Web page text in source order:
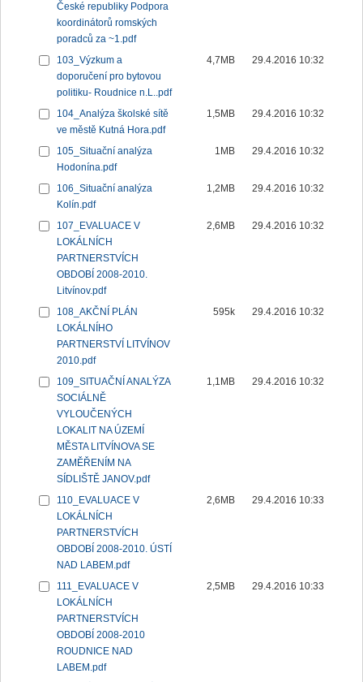
České republiky Podpora
koordinátorů romských
poradců za ~1.pdf
103_Výzkum a
doporučení pro bytovou
politiku- Roudnice n.L..pdf
4,7MB 29.4.2016 10:32
104_Analýza školské sítě
ve městě Kutná Hora.pdf
1,5MB 29.4.2016 10:32
105_Situační analýza
Hodonína.pdf
1MB 29.4.2016 10:32
106_Situační analýza
Kolín.pdf
1,2MB 29.4.2016 10:32
107_EVALUACE V
LOKÁLNÍCH
PARTNERSTVÍCH
OBDOBÍ 2008-2010.
Litvínov.pdf
2,6MB 29.4.2016 10:32
108_AKČNÍ PLÁN
LOKÁLNÍHO
PARTNERSTVÍ LITVÍNOV
2010.pdf
595k 29.4.2016 10:32
109_SITUAČNÍ ANALÝZA
SOCIÁLNĚ
VYLOUČENÝCH
LOKALIT NA ÚZEMÍ
MĚSTA LITVÍNOVA SE
ZAMĚŘENÍM NA
SÍDLIŠTĚ JANOV.pdf
1,1MB 29.4.2016 10:32
110_EVALUACE V
LOKÁLNÍCH
PARTNERSTVÍCH
OBDOBÍ 2008-2010. ÚSTÍ
NAD LABEM.pdf
2,6MB 29.4.2016 10:33
111_EVALUACE V
LOKÁLNÍCH
PARTNERSTVÍCH
OBDOBÍ 2008-2010
ROUDNICE NAD
LABEM.pdf
2,5MB 29.4.2016 10:33